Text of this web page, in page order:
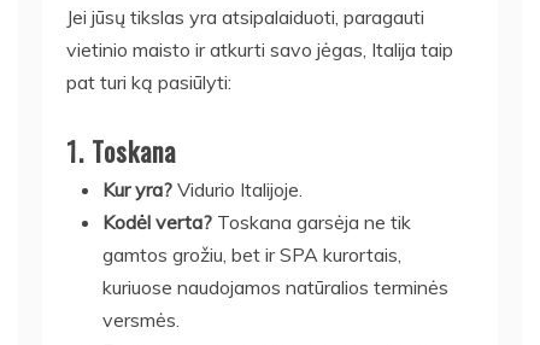
Jei jūsų tikslas yra atsipalaiduoti, paragauti
vietinio maisto ir atkurti savo jėgas, Italija taip
pat turi ką pasiūlyti:
1. Toskana
Kur yra? Vidurio Italijoje.
Kodėl verta? Toskana garsėja ne tik
gamtos grožiu, bet ir SPA kurortais,
kuriuose naudojamos natūralios terminės
versmės.